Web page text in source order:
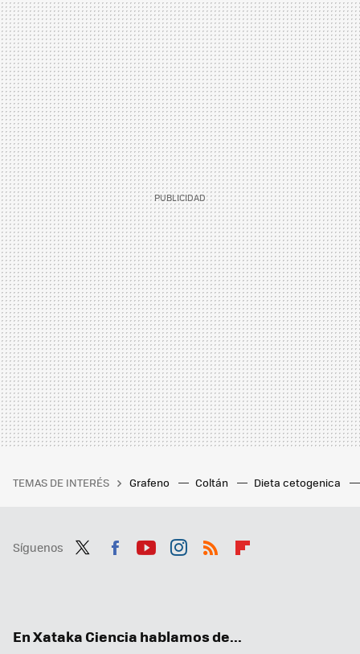
TEMAS DE INTERÉS Grafeno Coltán Dieta cetogenica
Síguenos
En Xataka Ciencia hablamos de...